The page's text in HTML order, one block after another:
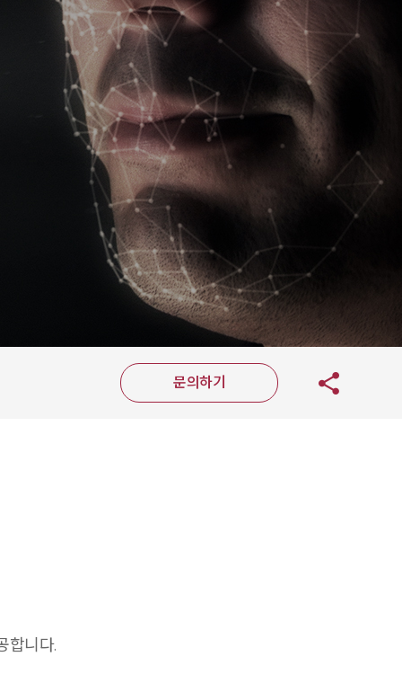
문의하기
합니다.